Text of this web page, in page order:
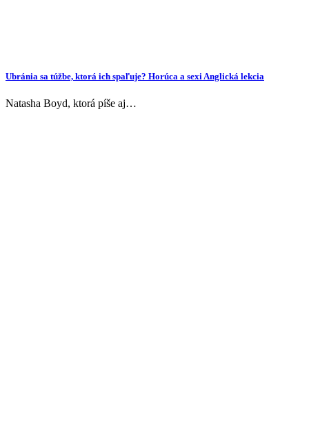
Ubránia sa túžbe, ktorá ich spaľuje? Horúca a sexi Anglická lekcia
Natasha Boyd, ktorá píše aj…